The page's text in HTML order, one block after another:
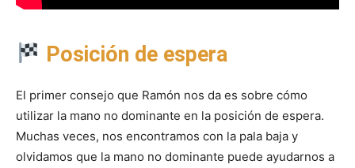
Posición de espera
El primer consejo que Ramón nos da es sobre cómo
utilizar la mano no dominante en la posición de espera.
Muchas veces, nos encontramos con la pala baja y
olvidamos que la mano no dominante puede ayudarnos a